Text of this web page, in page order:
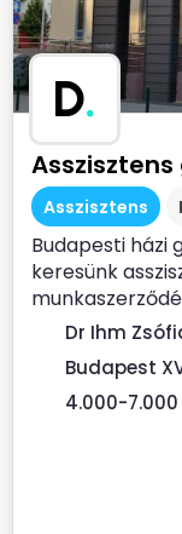
D.
Asszisztens
Budapesti házi
keresünk
Dr Ihm
Budapest
4.000-